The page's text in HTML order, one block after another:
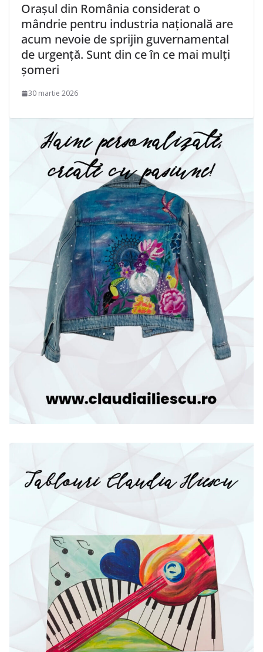
Oraşul din România considerat o
mândrie pentru industria naţională are
acum nevoie de sprijin guvernamental
de urgență. Sunt din ce în ce mai mulţi
şomeri
30 martie 2026